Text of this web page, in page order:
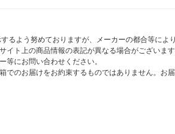
るよう努めておりますが、メーカーの都合等に
イト上の商品情報の表記が異なる場合がございま
等にお問い合わせください。
でのお届けをお約束するものではありません。お